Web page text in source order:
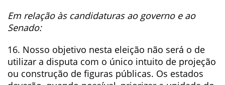
Em relação às candidaturas ao governo e ao
Senado:
16. Nosso objetivo nesta eleição não será o de
utilizar a disputa com o único intuito de projeção
ou construção de figuras públicas. Os estados